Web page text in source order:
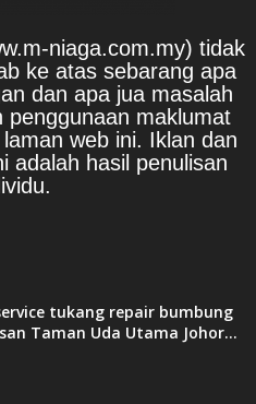
niaga.com.my) tidak
ke atas sebarang apa
dan apa jua masalah
penggunaan maklumat
web ini. Iklan dan
adalah hasil penulisan
tukang repair bumbung
Taman Uda Utama Johor...